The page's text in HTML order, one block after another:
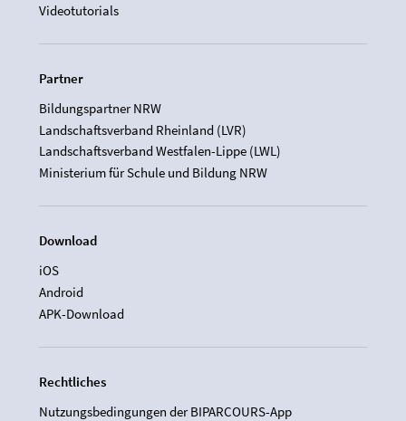
Videotutorials
Partner
Bildungspartner NRW
Landschaftsverband Rheinland (LVR)
Landschaftsverband Westfalen-Lippe (LWL)
Ministerium für Schule und Bildung NRW
Download
iOS
Android
APK-Download
Rechtliches
Nutzungsbedingungen der BIPARCOURS-App